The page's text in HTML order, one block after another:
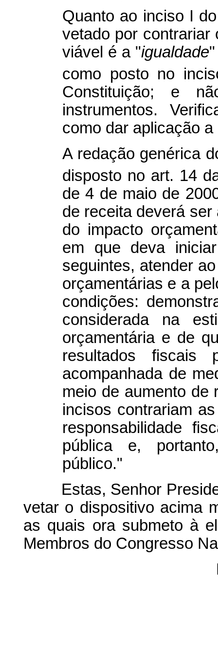
Quanto ao inciso I
vetado por contrariar
viável é a "igualdade
como posto no
Constituição; e
instrumentos.
como dar aplicação
A redação genérica
disposto no art. 14
de 4 de maio de
de receita deverá
do impacto
em que deva
seguintes, atender
orçamentárias e a
condições:
considerada na
orçamentária e de
resultados fiscais
acompanhada de
meio de aumento de
incisos contrariam
responsabilidade
pública e,
público."
Estas, Senhor
vetar o dispositivo acima
as quais ora submeto à
Membros do Congresso